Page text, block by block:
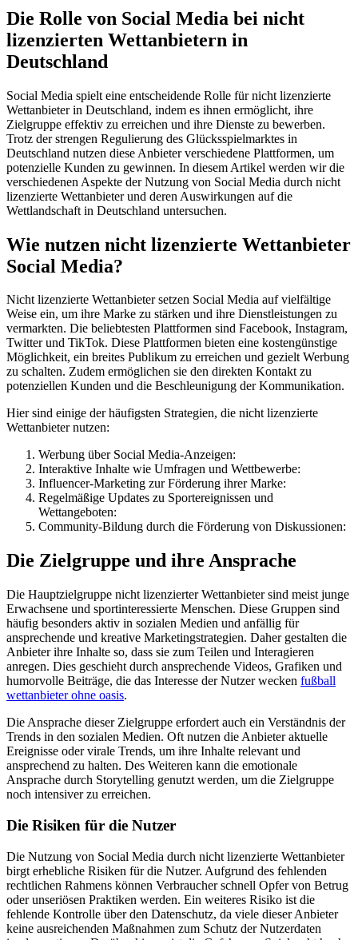
Die Rolle von Social Media bei nicht
lizenzierten Wettanbietern in
Deutschland
Social Media spielt eine entscheidende Rolle für nicht lizenzierte
Wettanbieter in Deutschland, indem es ihnen ermöglicht, ihre
Zielgruppe effektiv zu erreichen und ihre Dienste zu bewerben.
Trotz der strengen Regulierung des Glücksspielmarktes in
Deutschland nutzen diese Anbieter verschiedene Plattformen, um
potenzielle Kunden zu gewinnen. In diesem Artikel werden wir die
verschiedenen Aspekte der Nutzung von Social Media durch nicht
lizenzierte Wettanbieter und deren Auswirkungen auf die
Wettlandschaft in Deutschland untersuchen.
Wie nutzen nicht lizenzierte Wettanbieter
Social Media?
Nicht lizenzierte Wettanbieter setzen Social Media auf vielfältige
Weise ein, um ihre Marke zu stärken und ihre Dienstleistungen zu
vermarkten. Die beliebtesten Plattformen sind Facebook, Instagram,
Twitter und TikTok. Diese Plattformen bieten eine kostengünstige
Möglichkeit, ein breites Publikum zu erreichen und gezielt Werbung
zu schalten. Zudem ermöglichen sie den direkten Kontakt zu
potenziellen Kunden und die Beschleunigung der Kommunikation.
Hier sind einige der häufigsten Strategien, die nicht lizenzierte
Wettanbieter nutzen:
Werbung über Social Media-Anzeigen:
Interaktive Inhalte wie Umfragen und Wettbewerbe:
Influencer-Marketing zur Förderung ihrer Marke:
Regelmäßige Updates zu Sportereignissen und
Wettangeboten:
Community-Bildung durch die Förderung von Diskussionen:
Die Zielgruppe und ihre Ansprache
Die Hauptzielgruppe nicht lizenzierter Wettanbieter sind meist junge
Erwachsene und sportinteressierte Menschen. Diese Gruppen sind
häufig besonders aktiv in sozialen Medien und anfällig für
ansprechende und kreative Marketingstrategien. Daher gestalten die
Anbieter ihre Inhalte so, dass sie zum Teilen und Interagieren
anregen. Dies geschieht durch ansprechende Videos, Grafiken und
humorvolle Beiträge, die das Interesse der Nutzer wecken fußball
wettanbieter ohne oasis.
Die Ansprache dieser Zielgruppe erfordert auch ein Verständnis der
Trends in den sozialen Medien. Oft nutzen die Anbieter aktuelle
Ereignisse oder virale Trends, um ihre Inhalte relevant und
ansprechend zu halten. Des Weiteren kann die emotionale
Ansprache durch Storytelling genutzt werden, um die Zielgruppe
noch intensiver zu erreichen.
Die Risiken für die Nutzer
Die Nutzung von Social Media durch nicht lizenzierte Wettanbieter
birgt erhebliche Risiken für die Nutzer. Aufgrund des fehlenden
rechtlichen Rahmens können Verbraucher schnell Opfer von Betrug
oder unseriösen Praktiken werden. Ein weiteres Risiko ist die
fehlende Kontrolle über den Datenschutz, da viele dieser Anbieter
keine ausreichenden Maßnahmen zum Schutz der Nutzerdaten